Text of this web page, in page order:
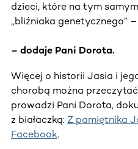
dzieci, które na tym
„bliźniaka genetycznego”
– dodaje Pani Dorota.
Więcej o historii Jasia i
chorobą można
prowadzi Pani Dorota,
z białaczką: Z pamiętnika
Facebook.